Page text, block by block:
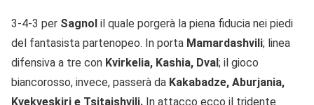
3-4-3 per Sagnol il quale porgerà la piena fiducia nei piedi
del fantasista partenopeo. In porta Mamardashvili; linea
difensiva a tre con Kvirkelia, Kashia, Dval; il gioco
biancorosso, invece, passerà da Kakabadze, Aburjania,
Kvekveskiri e Tsitaishvili. In attacco ecco il tridente